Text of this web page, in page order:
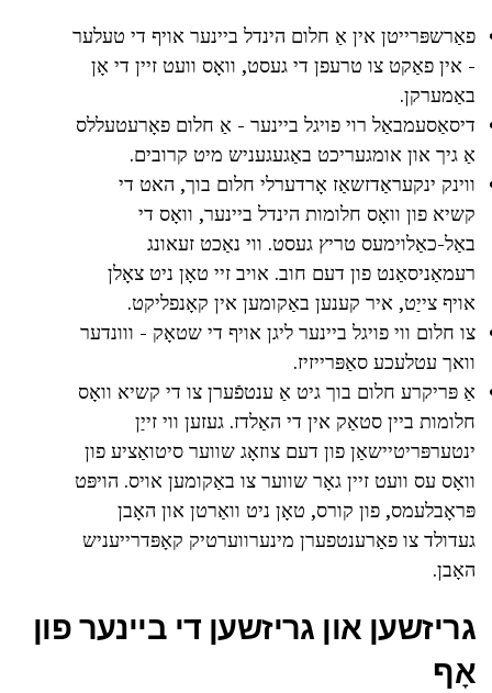
פאַרשפּרייטן אין אַ חלום הינדל ביינער אויף די טעלער
- אין פאַקט צו טרעפן די געסט, וואָס וועט זיין די אָן
באַמערקן.
דיסאַסעמבאַל רוי פויגל ביינער - אַ חלום פאָרעטעללס
אַ גיך און אומגעריכט באַגעגעניש מיט קרובים.
ווינק ינקעראַדזשאַז אָרדערלי חלום בוך, האט די
קשיא פון וואָס חלומות הינדל ביינער, וואָס די
באַל-כאַלוימעס טריץ געסט. ווי נאַכט זעאונג
רעמאַניסאַנט פון דעם חוב. אויב זיי טאָן ניט צאָלן
אויף צייַט, איר קענען באַקומען אין קאָנפליקט.
צו חלום ווי פויגל ביינער ליגן אויף די שטאָק - ווונדער
וואך עטלעכע סאַפּרייזיז.
אַ פּריקרע חלום בוך גיט אַ ענטפֿערן צו די קשיא וואָס
חלומות ביין סטאַק אין די האַלדז. געזען ווי זייַן
ינטערפּריטיישאַן פון דעם צוזאָג שווער סיטואַציע פון
וואָס עס וועט זיין גאָר שווער צו באַקומען אויס. הויפּט
פּראָבלעמס, פון קורס, טאָן ניט וואַרטן און האָבן
געדולד צו פאַרענטפערן מינערווערטיק קאָפּדרייעניש
האָבן.
גריזשען און גריזשען די ביינער פון
אָף